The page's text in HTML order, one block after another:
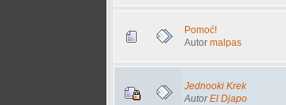
Pomoć!
Autormalpas
Jednooki Krek
AutorEl Djapo